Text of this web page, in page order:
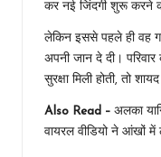
कर नई जिंदगी शुरू करने
लेकिन इससे पहले ही वह
अपनी जान दे दी।
सुरक्षा मिली होती, तो
Also Read – अलका
वायरल वीडियो ने आंखों में